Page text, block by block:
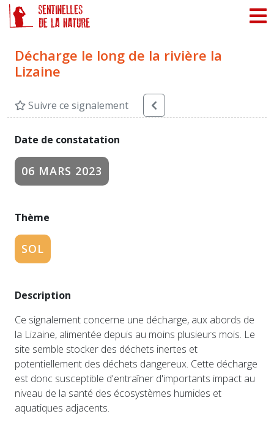
Décharge le long de la rivière la
Lizaine
Suivre ce signalement
Date de constatation
06 MARS 2023
Thème
SOL
Description
Ce signalement concerne une décharge, aux abords de
la Lizaine, alimentée depuis au moins plusieurs mois. Le
site semble stocker des déchets inertes et
potentiellement des déchets dangereux. Cette décharge
est donc susceptible d'entraîner d'importants impact au
niveau de la santé des écosystèmes humides et
aquatiques adjacents.
Panneau de gestion des cookies